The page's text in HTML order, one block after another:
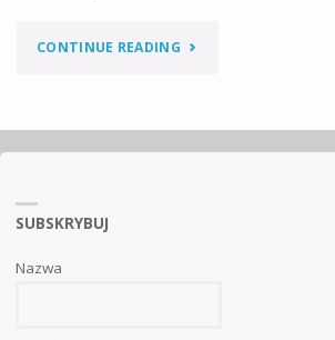
CONTINUE READING"NADMIAR
EMOCJI
SUBSKRYBUJ
Nazwa